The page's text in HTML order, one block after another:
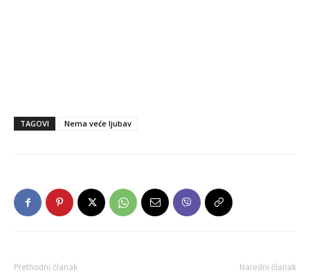
TAGOVI Nema veće ljubav
Prethodni članak Naredni članak